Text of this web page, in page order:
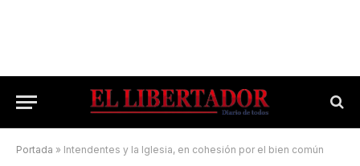
Portada » Intendentes y la Iglesia, en cohesión por el bien común